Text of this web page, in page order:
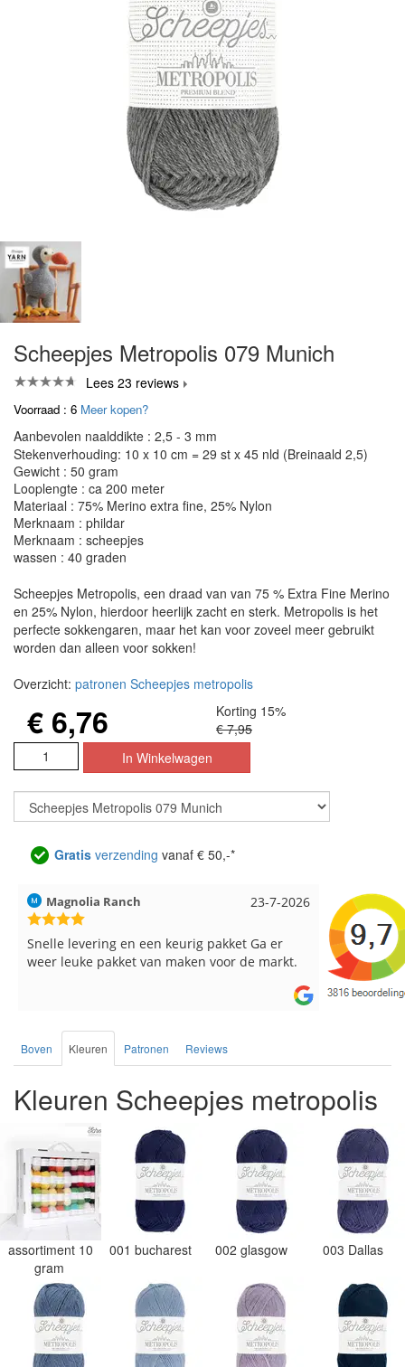
Scheepjes Metropolis 079 Munich
Lees 23 reviews
Voorraad : 6 Meer kopen?
Aanbevolen naalddikte : 2,5 - 3 mm
Stekenverhouding: 10 x 10 cm = 29 st x 45 nld (Breinaald 2,5)
Gewicht : 50 gram
Looplengte : ca 200 meter
Materiaal : 75% Merino extra fine, 25% Nylon
Merknaam : phildar
Merknaam : scheepjes
wassen : 40 graden
Scheepjes Metropolis, een draad van van 75 % Extra Fine Merino
en 25% Nylon, hierdoor heerlijk zacht en sterk. Metropolis is het
perfecte sokkengaren, maar het kan voor zoveel meer gebruikt
worden dan alleen voor sokken!
Overzicht: patronen Scheepjes metropolis
€ 6,76
Korting 15%
€ 7,95
Gratis verzending vanaf € 50,-*
17-7-2026
Hilde uit Loyers
Reeds meerdere keren breigaren en
breinaalden besteld, altijd heel tevreden over
Loes uit
Snelle
Boven Kleuren Patronen Reviews
Kleuren Scheepjes metropolis
assortiment 10
gram
001 bucharest 002 glasgow 003 Dallas